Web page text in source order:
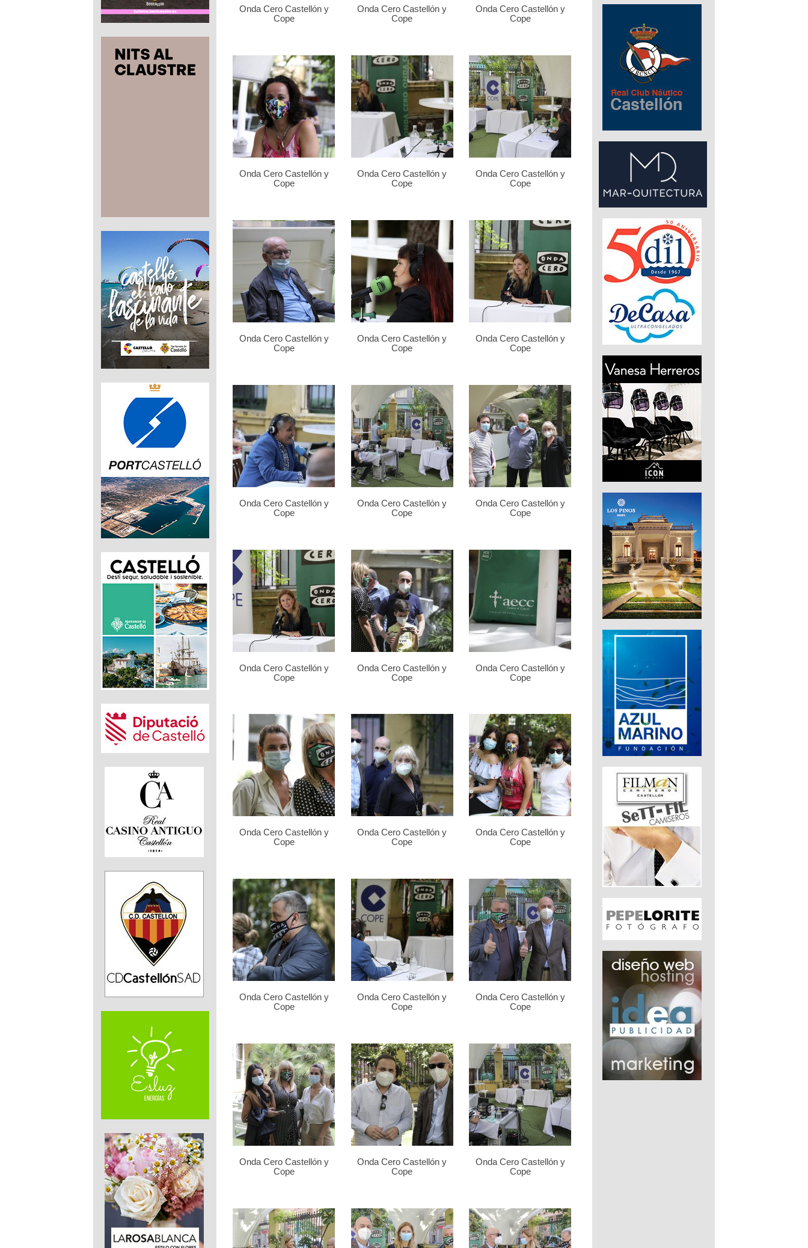
Onda Cero Castellón y
Cope
Onda Cero Castellón y
Cope
Onda Cero Castellón y
Cope
Onda Cero Castellón y
Cope
Onda Cero Castellón y
Cope
Onda Cero Castellón y
Cope
Onda Cero Castellón y
Cope
Onda Cero Castellón y
Cope
Onda Cero Castellón y
Cope
Onda Cero Castellón y
Cope
Onda Cero Castellón y
Cope
Onda Cero Castellón y
Cope
Onda Cero Castellón y
Cope
Onda Cero Castellón y
Cope
Onda Cero Castellón y
Cope
Onda Cero Castellón y
Cope
Onda Cero Castellón y
Cope
Onda Cero Castellón y
Cope
Onda Cero Castellón y
Cope
Onda Cero Castellón y
Cope
Onda Cero Castellón y
Cope
Onda Cero Castellón y
Cope
Onda Cero Castellón y
Cope
Onda Cero Castellón y
Cope